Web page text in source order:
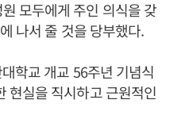
모두에게 주인 의식을 갖
나서 줄 것을 당부했다.
학교 개교 56주년 기념식
현실을 직시하고 근원적인